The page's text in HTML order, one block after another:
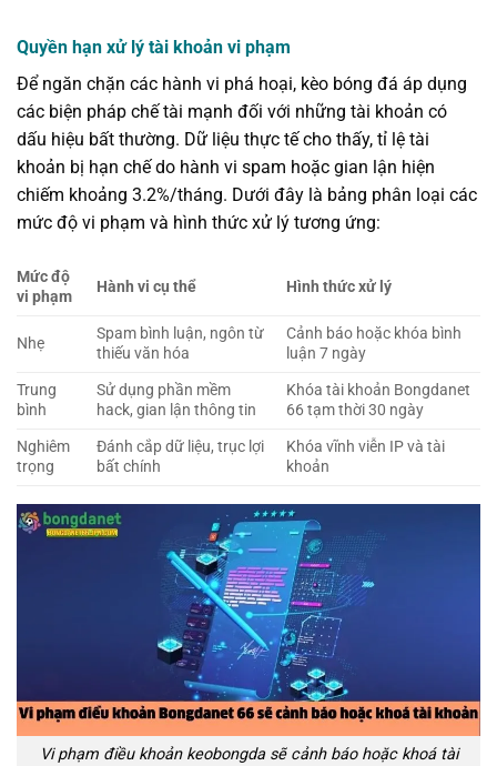
Quyền hạn xử lý tài khoản vi phạm
Để ngăn chặn các hành vi phá hoại, kèo bóng đá áp dụng
các biện pháp chế tài mạnh đối với những tài khoản có
dấu hiệu bất thường. Dữ liệu thực tế cho thấy, tỉ lệ tài
khoản bị hạn chế do hành vi spam hoặc gian lận hiện
chiếm khoảng 3.2%/tháng. Dưới đây là bảng phân loại các
mức độ vi phạm và hình thức xử lý tương ứng:
Mức độ
vi phạm
Hành vi cụ thể Hình thức xử lý
Nhẹ
Spam bình luận, ngôn từ
thiếu văn hóa
Cảnh báo hoặc khóa bình
luận 7 ngày
Trung
bình
Sử dụng phần mềm
hack, gian lận thông tin
Khóa tài khoản Bongdanet
66 tạm thời 30 ngày
Nghiêm
trọng
Đánh cắp dữ liệu, trục lợi
bất chính
Khóa vĩnh viễn IP và tài
khoản
Vi phạm điều khoản keobongda sẽ cảnh báo hoặc khoá tài